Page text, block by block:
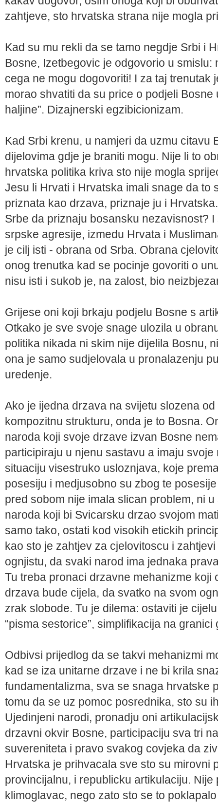
zahtjeve, sto hrvatska strana nije mogla
Kad su mu rekli da se tamo negdje Srbi i
Bosne, Izetbegovic je odgovorio u
cega ne mogu dogovoriti! I za taj trenutak
morao shvatiti da su price o podjeli Bosne
haljine”. Dizajnerski egzibicionizam.
Kad Srbi krenu, u namjeri da uzmu citavu
dijelovima gdje je braniti mogu. Nije li to
hrvatska politika kriva sto nije mogla
Jesu li Hrvati i Hrvatska imali snage da to
priznata kao drzava, priznaje ju i
Srbe da priznaju bosansku nezavisnost?
srpske agresije, izmedu Hrvata i
je cilj isti - obrana od Srba. Obrana
onog trenutka kad se pocinje govoriti o
nisu isti i sukob je, na zalost, bio
Grijese oni koji brkaju podjelu Bosne s
Otkako je sve svoje snage ulozila u
politika nikada ni skim nije dijelila Bosnu,
ona je samo sudjelovala u pronalazenju
uredenje.
Ako je ijedna drzava na svijetu slozena
kompozitnu strukturu, onda je to Bosna.
naroda koji svoje drzave izvan Bosne
participiraju u njenu sastavu a imaju
situaciju visestruko usloznjava, koje
posesiju i medjusobno su zbog te
pred sobom nije imala slican problem, ni
naroda koji bi Svicarsku drzao svojom
samo tako, ostati kod visokih etickih
kao sto je zahtjev za cjelovitoscu i
ognjistu, da svaki narod ima jednaka
Tu treba pronaci drzavne mehanizme koji
drzava bude cijela, da svatko na svom
zrak slobode. Tu je dilema: ostaviti je
“pisma sestorice”, simplifikacija na granici
Odbivsi prijedlog da se takvi mehanizmi
kad se iza unitarne drzave i ne bi krila
fundamentalizma, sva se snaga hrvatske
tomu da se uz pomoc posrednika, sto su
Ujedinjeni narodi, pronadju oni
drzavni okvir Bosne, participaciju sva tri
suvereniteta i pravo svakog covjeka da
Hrvatska je prihvacala sve sto su mirovni
provincijalnu, i republicku artikulaciju.
klimoglavac, nego zato sto se to